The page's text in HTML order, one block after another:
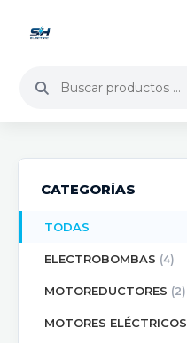
CATEGORÍAS
TODAS
ELECTROBOMBAS (4)
MOTOREDUCTORES (2)
MOTORES ELÉCTRICOS